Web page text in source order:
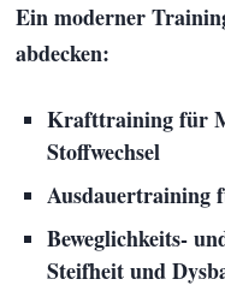
Ein moderner
abdecken:
Krafttraining für
Stoffwechsel
Ausdauertraining
Beweglichkeits-
Steifheit und